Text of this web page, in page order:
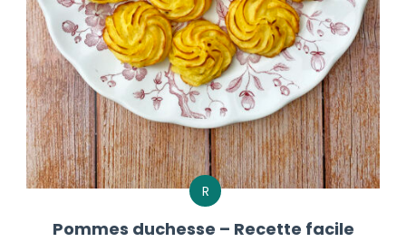
R
Pommes duchesse – Recette facile